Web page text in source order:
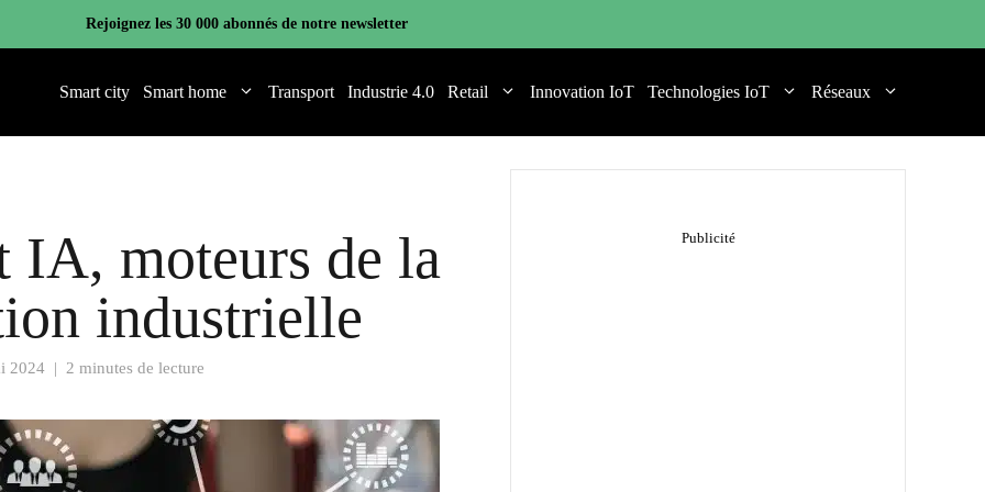
Rejoignez les 30 000 abonnés de notre newsletter
Smart city Smart home Transport Industrie 4.0 Retail Innovation IoT Technologies IoT Réseaux
IA, moteurs de la
industrielle
2024 | 2 minutes de lecture